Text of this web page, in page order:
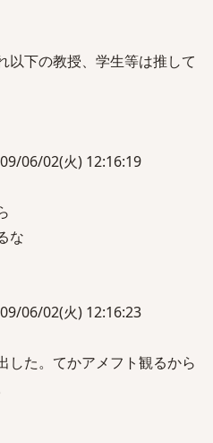
下の教授、学生等は推して
06/02(火) 12:16:19
な
06/02(火) 12:16:23
した。てかアメフト観るから